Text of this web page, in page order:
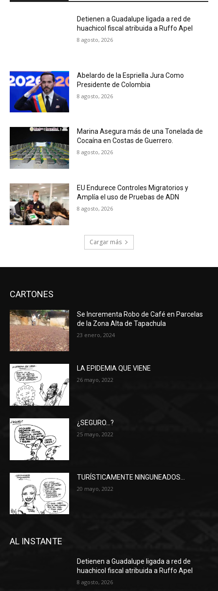
Detienen a Guadalupe ligada a red de
huachicol fiscal atribuida a Ruffo Apel
8 agosto, 2026
Abelardo de la Espriella Jura Como
Presidente de Colombia
8 agosto, 2026
Marina Asegura más de una Tonelada de
Cocaína en Costas de Guerrero.
8 agosto, 2026
EU Endurece Controles Migratorios y
Amplía el uso de Pruebas de ADN
8 agosto, 2026
Cargar más
CARTONES
Se Incrementa Robo de Café en Parcelas
de la Zona Alta de Tapachula
23 enero, 2024
LA EPIDEMIA QUE VIENE
26 mayo, 2022
¿SEGURO…?
25 mayo, 2022
TURÍSTICAMENTE NINGUNEADOS…
20 mayo, 2022
AL INSTANTE
Detienen a Guadalupe ligada a red de
huachicol fiscal atribuida a Ruffo Apel
8 agosto, 2026